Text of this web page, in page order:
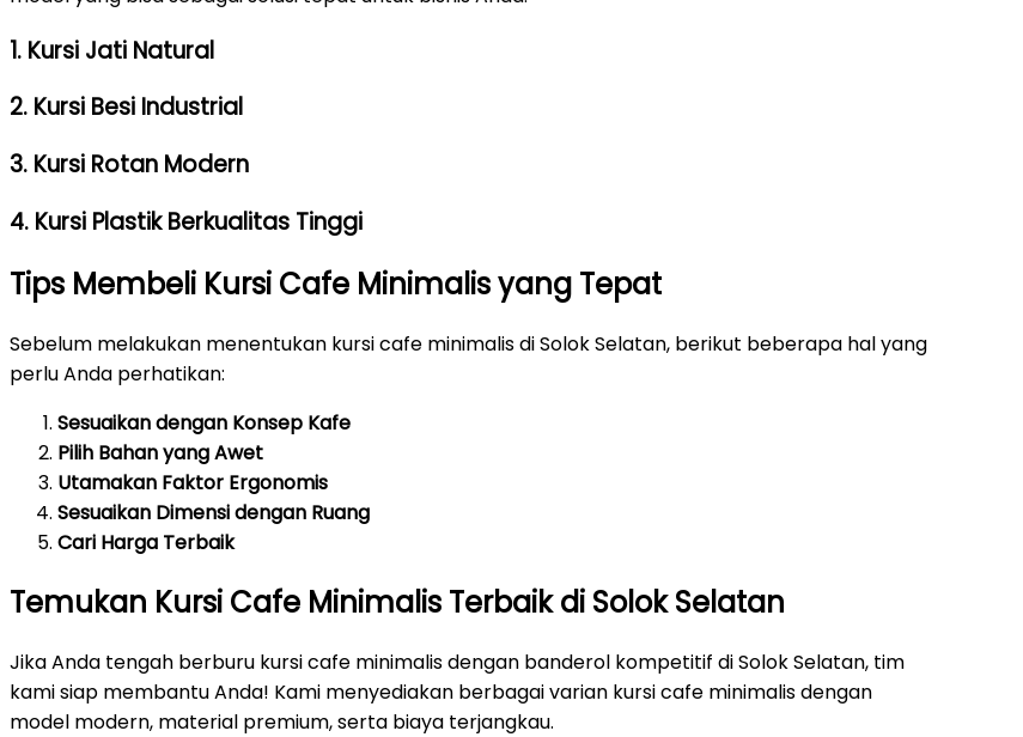
1. Kursi Jati Natural
2. Kursi Besi Industrial
3. Kursi Rotan Modern
4. Kursi Plastik Berkualitas Tinggi
Tips Membeli Kursi Cafe Minimalis yang Tepat
Sebelum melakukan menentukan kursi cafe minimalis di Solok Selatan, berikut beberapa hal yang
perlu Anda perhatikan:
Sesuaikan dengan Konsep Kafe
Pilih Bahan yang Awet
Utamakan Faktor Ergonomis
Sesuaikan Dimensi dengan Ruang
Cari Harga Terbaik
Temukan Kursi Cafe Minimalis Terbaik di Solok Selatan
Jika Anda tengah berburu kursi cafe minimalis dengan banderol kompetitif di Solok Selatan, tim
kami siap membantu Anda! Kami menyediakan berbagai varian kursi cafe minimalis dengan
model modern, material premium, serta biaya terjangkau.